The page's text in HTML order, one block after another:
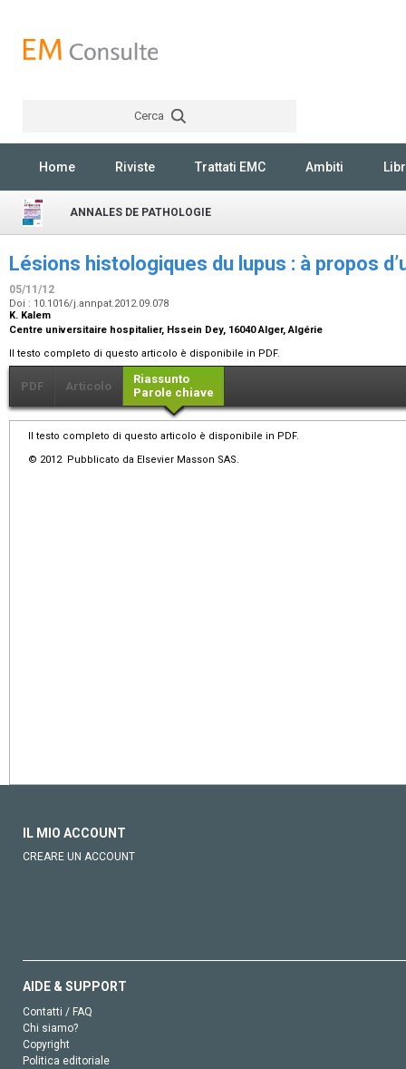
Cerca
Home Riviste Trattati EMC Ambiti
ANNALES DE PATHOLOGIE
Lésions histologiques du lupus : à propos
05/11/12
Doi : 10.1016/j.annpat.2012.09.078
K. Kalem
Centre universitaire hospitalier, Hssein Dey, 16040 Alger, Algérie
Il testo completo di questo articolo è disponibile in PDF.
PDF Articolo
Riassunto
Parole chiave
Il testo completo di questo articolo è disponibile in PDF.
© 2012 Pubblicato da Elsevier Masson SAS.
IL MIO ACCOUNT
CREARE UN ACCOUNT
AIDE & SUPPORT
Contatti / FAQ
Chi siamo?
Copyright
Politica editoriale